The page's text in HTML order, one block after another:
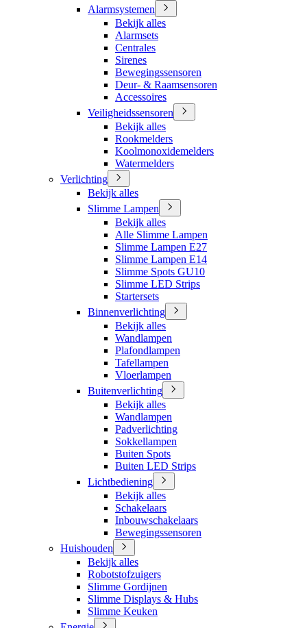
Alarmsystemen
Bekijk alles
Alarmsets
Centrales
Sirenes
Bewegingssensoren
Deur- & Raamsensoren
Accessoires
Veiligheidssensoren
Bekijk alles
Rookmelders
Koolmonoxidemelders
Watermelders
Verlichting
Bekijk alles
Slimme Lampen
Bekijk alles
Alle Slimme Lampen
Slimme Lampen E27
Slimme Lampen E14
Slimme Spots GU10
Slimme LED Strips
Startersets
Binnenverlichting
Bekijk alles
Wandlampen
Plafondlampen
Tafellampen
Vloerlampen
Buitenverlichting
Bekijk alles
Wandlampen
Padverlichting
Sokkellampen
Buiten Spots
Buiten LED Strips
Lichtbediening
Bekijk alles
Schakelaars
Inbouwschakelaars
Bewegingssensoren
Huishouden
Bekijk alles
Robotstofzuigers
Slimme Gordijnen
Slimme Displays & Hubs
Slimme Keuken